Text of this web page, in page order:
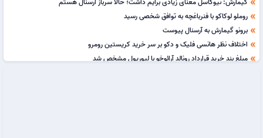
double_arrow
double_arrow روملو لوکاکو با فنرباغچه به توافق شخصی رسید
double_arrow برونو گیمارش به آرسنال پیوست
double_arrow اختلاف نظر هانسی فلیک و دکو بر سر خرید کریستین رومرو
double_arrow مبلغ بند خرید قرارداد رونالد آرائوخو با لیورپول مشخص شد